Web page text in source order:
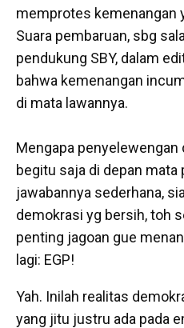
memprotes kemenangan
Suara pembaruan, sbg
pendukung SBY, dalam
bahwa kemenangan
di mata lawannya.
Mengapa
begitu saja di depan mata
jawabannya sederhana,
demokrasi yg bersih, toh
penting jagoan gue
lagi: EGP!
Yah. Inilah realitas
yang jitu justru ada pada